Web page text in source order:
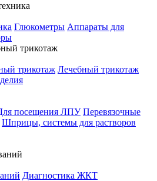
Глюкометры Аппараты для
трикотаж
трикотаж Лечебный трикотаж
посещения ЛПУ Перевязочные
Шприцы, системы для растворов
Диагностика ЖКТ